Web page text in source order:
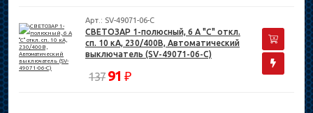
Арт.: SV-49071-06-C
СВЕТОЗАР 1-полюсный, 6 A "C" откл.
сп. 10 кА, 230/400В, Автоматический
выключатель (SV-49071-06-C)
137 91 ₽